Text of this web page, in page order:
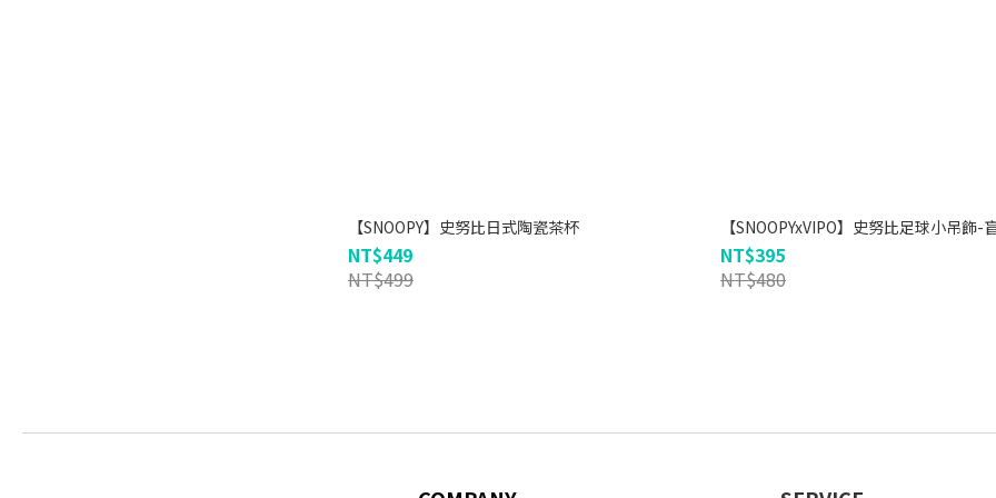
【SNOOPY】史努比日式陶瓷茶杯
NT$449
NT$499
【SNOOPYxVIPO】史努比足球小吊飾-
NT$395
NT$480